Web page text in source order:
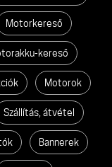
Motorkereső
kereső
Motorok
Szállítás, átvétel
Bannerek